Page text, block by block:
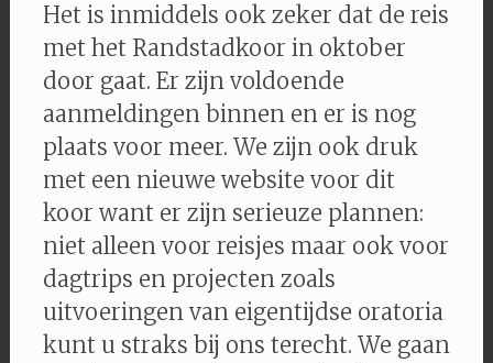
Het is inmiddels ook zeker dat de reis
met het Randstadkoor in oktober
door gaat. Er zijn voldoende
aanmeldingen binnen en er is nog
plaats voor meer. We zijn ook druk
met een nieuwe website voor dit
koor want er zijn serieuze plannen:
niet alleen voor reisjes maar ook voor
dagtrips en projecten zoals
uitvoeringen van eigentijdse oratoria
kunt u straks bij ons terecht. We gaan